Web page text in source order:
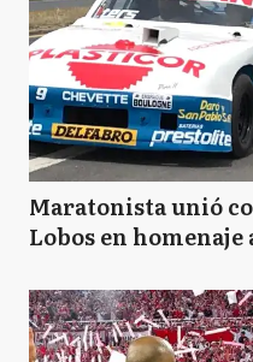
Maratonista unió
Lobos en